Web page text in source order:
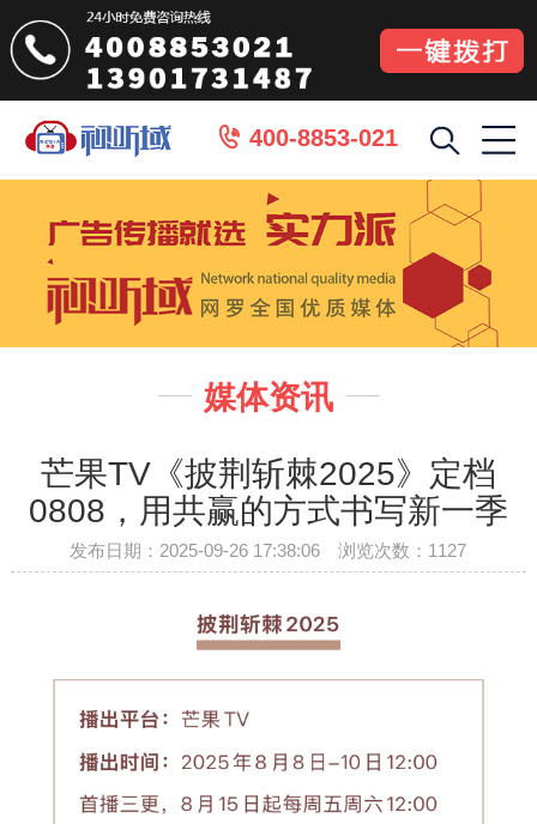
 400-8853-021
 媒体资讯 
芒果TV《披荆斩棘2025》定档
0808，用共赢的方式书写新一季
发布日期：2025-09-26 17:38:06 浏览次数： 1127